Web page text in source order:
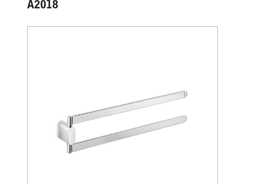
A2018